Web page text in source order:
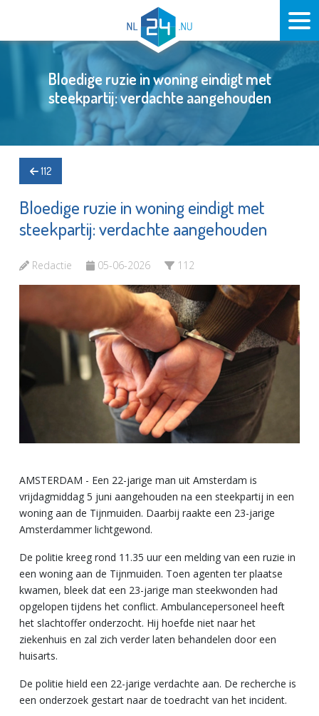
Bloedige ruzie in woning eindigt met
steekpartij: verdachte aangehouden
112
Bloedige ruzie in woning eindigt met
steekpartij: verdachte aangehouden
Redactie 05-06-2026 112
AMSTERDAM - Een 22-jarige man uit Amsterdam is
vrijdagmiddag 5 juni aangehouden na een steekpartij in een
woning aan de Tijnmuiden. Daarbij raakte een 23-jarige
Amsterdammer lichtgewond.
De politie kreeg rond 11.35 uur een melding van een ruzie in
een woning aan de Tijnmuiden. Toen agenten ter plaatse
kwamen, bleek dat een 23-jarige man steekwonden had
opgelopen tijdens het conflict. Ambulancepersoneel heeft
het slachtoffer onderzocht. Hij hoefde niet naar het
ziekenhuis en zal zich verder laten behandelen door een
huisarts.
De politie hield een 22-jarige verdachte aan. De recherche is
een onderzoek gestart naar de toedracht van het incident.